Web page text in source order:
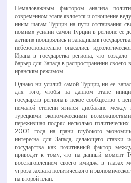
Немаловажным фактором анализа
современном этапе является и отношение
иным шагам Турции на пути отстаивания
помимо усилий самой Турции в регионе ее
активно поощрялись и западными
небезосновательно опасались
Ирана в государства региона, что
барьер для Запада в распространении
иранским режимом.
Однако ни усилий самой Турции, ни ее
для того, чтобы на данном этапе
государств региона в некое сообщество с
немалой степени явился дисбаланс
турецкими экономическими
пережившая подряд несколько
2001 года на грани глубокого
интересна для Запада, делающего ставки
государства как позитивный фактор
приводит к тому, что на данный момент
восстановлением своего имиджа в глазах
угроза захвата политического и
на второй план.